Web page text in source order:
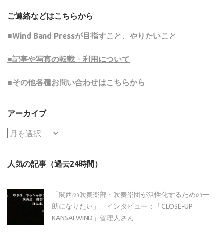
ご連絡などはこちらから
■Wind Band Pressが目指すこと、やりたいこと
■記事や写真の転載・利用について
■その他各種お問い合わせはこちらから
アーカイブ
ア
イ
人気の記事（過去24時間）
「関西の吹奏楽部・吹奏楽団が活性化するための一
助になりたい」 インタビュー：「CLOSE-UP
KANSAI WIND」管理人さん